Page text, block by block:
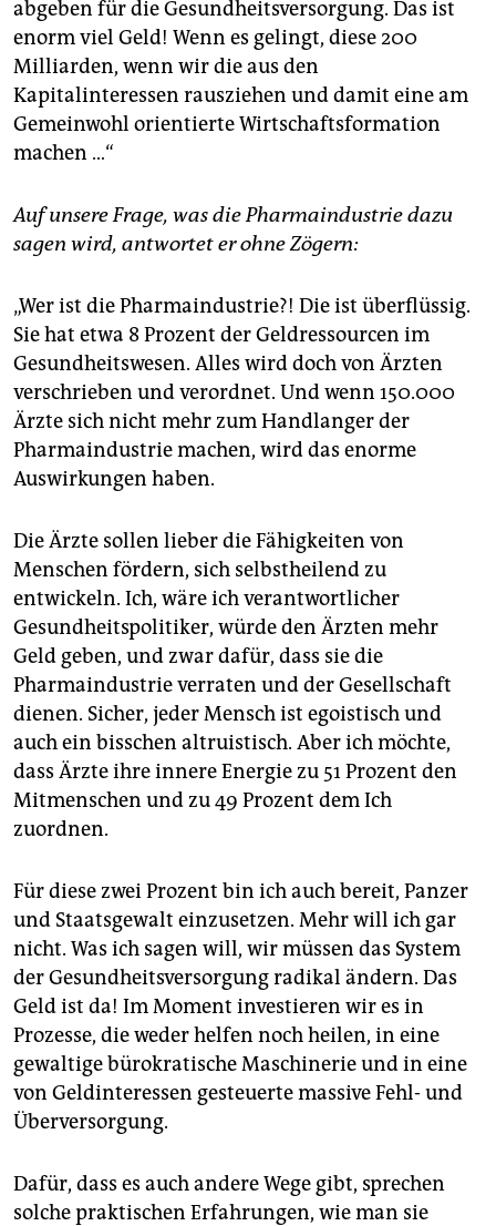
abgeben für die Gesundheitsversorgung. Das ist
enorm viel Geld! Wenn es gelingt, diese 200
Milliarden, wenn wir die aus den
Kapitalinteressen rausziehen und damit eine am
Gemeinwohl orientierte Wirtschaftsformation
machen …“
Auf unsere Frage, was die Pharmaindustrie dazu
sagen wird, antwortet er ohne Zögern:
„Wer ist die Pharmaindustrie?! Die ist überflüssig.
Sie hat etwa 8 Prozent der Geldressourcen im
Gesundheitswesen. Alles wird doch von Ärzten
verschrieben und verordnet. Und wenn 150.000
Ärzte sich nicht mehr zum Handlanger der
Pharmaindustrie machen, wird das enorme
Auswirkungen haben.
Die Ärzte sollen lieber die Fähigkeiten von
Menschen fördern, sich selbstheilend zu
entwickeln. Ich, wäre ich verantwortlicher
Gesundheitspolitiker, würde den Ärzten mehr
Geld geben, und zwar dafür, dass sie die
Pharmaindustrie verraten und der Gesellschaft
dienen. Sicher, jeder Mensch ist egoistisch und
auch ein bisschen altruistisch. Aber ich möchte,
dass Ärzte ihre innere Energie zu 51 Prozent den
Mitmenschen und zu 49 Prozent dem Ich
zuordnen.
Für diese zwei Prozent bin ich auch bereit, Panzer
und Staatsgewalt einzusetzen. Mehr will ich gar
nicht. Was ich sagen will, wir müssen das System
der Gesundheitsversorgung radikal ändern. Das
Geld ist da! Im Moment investieren wir es in
Prozesse, die weder helfen noch heilen, in eine
gewaltige bürokratische Maschinerie und in eine
von Geldinteressen gesteuerte massive Fehl- und
Überversorgung.
Dafür, dass es auch andere Wege gibt, sprechen
solche praktischen Erfahrungen, wie man sie